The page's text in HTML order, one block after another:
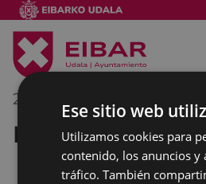
20/10/2022
Reunión interna
Ese sitio web
Utilizamos cookies para
contenido, los anuncios y
tráfico. También